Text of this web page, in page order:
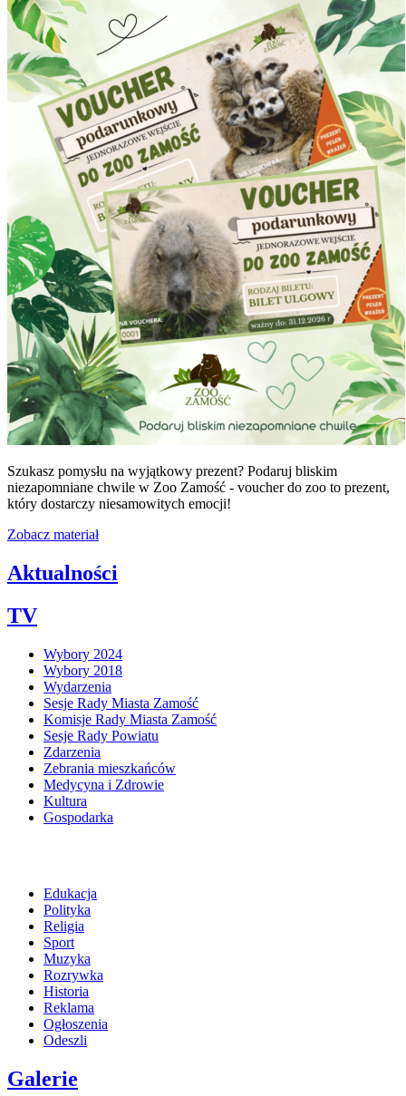
Szukasz pomysłu na wyjątkowy prezent? Podaruj bliskim
niezapomniane chwile w Zoo Zamość - voucher do zoo to prezent,
który dostarczy niesamowitych emocji!
Zobacz materiał
Aktualności
TV
Wybory 2024
Wybory 2018
Wydarzenia
Sesje Rady Miasta Zamość
Komisje Rady Miasta Zamość
Sesje Rady Powiatu
Zdarzenia
Zebrania mieszkańców
Medycyna i Zdrowie
Kultura
Gospodarka
Edukacja
Polityka
Religia
Sport
Muzyka
Rozrywka
Historia
Reklama
Ogłoszenia
Odeszli
Galerie